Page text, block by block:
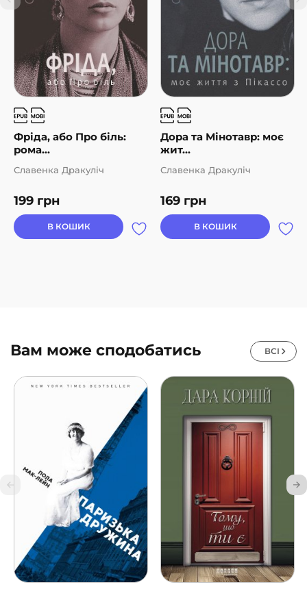
Фріда, або Про біль:
рома...
199 грн
Славенка Дракуліч
В КОШИК
Дора та Мінотавр: моє
жит...
169 грн
Славенка Дракуліч
В КОШИК
Вам може сподобатись ВСІ